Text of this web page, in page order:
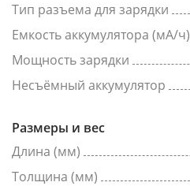
Тип разъема для зарядки
Емкость аккумулятора (мА/ч)
Мощность зарядки
Несъёмный аккумулятор
Размеры и вес
Длина (мм)
Толщина (мм)